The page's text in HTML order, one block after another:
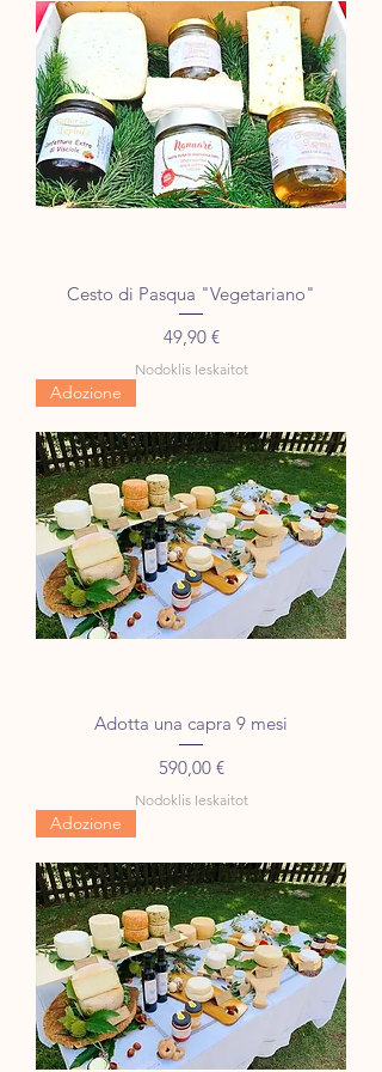
Cesto di Pasqua "Vegetariano"
Cena
49,90 €
Nodoklis Ieskaitot
Adozione
Adotta una capra 9 mesi
Cena
590,00 €
Nodoklis Ieskaitot
Adozione